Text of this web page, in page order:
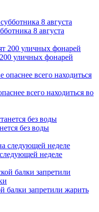
8 августа
уличных фонарей
всего находиться во
без воды
неделе
балки запретили жарить